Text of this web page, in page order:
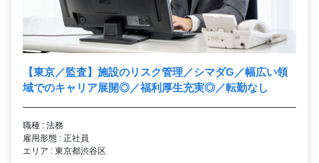
【東京／監査】施設のリスク管理／シマダG／幅広い領
域でのキャリア展開◎／福利厚生充実◎／転勤なし
職種 : 法務
雇用形態 : 正社員
エリア : 東京都渋谷区